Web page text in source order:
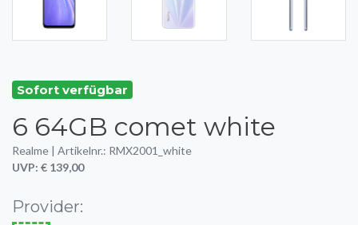
Sofort verfügbar
6 64GB comet white
Realme | Artikelnr.: RMX2001_white
UVP: € 139,00
Provider: